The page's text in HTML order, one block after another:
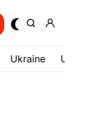
Ukrainе USA